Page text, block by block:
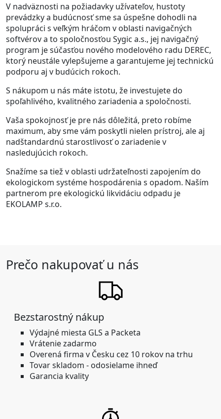
V nadväznosti na požiadavky užívateľov, hustoty
prevádzky a budúcnosť sme sa úspešne dohodli na
spolupráci s veľkým hráčom v oblasti navigačných
softvérov a to spoločnosťou Sygic a.s., jej navigačný
program je súčasťou nového modelového radu DEREC,
ktorý neustále vylepšujeme a garantujeme jej technickú
podporu aj v budúcich rokoch.
S nákupom u nás máte istotu, že investujete do
spoľahlivého, kvalitného zariadenia a spoločnosti.
Vaša spokojnosť je pre nás dôležitá, preto robíme
maximum, aby sme vám poskytli nielen prístroj, ale aj
nadštandardnú starostlivosť o zariadenie v
nasledujúcich rokoch.
Snažíme sa tiež v oblasti udržateľnosti zapojením do
ekologickom systéme hospodárenia s opadom. Naším
partnerom pre ekologickú likvidáciu odpadu je
EKOLAMP s.r.o.
Prečo nakupovať u nás
Bezstarostný nákup
Výdajné miesta GLS a Packeta
Vrátenie zadarmo
Overená firma v Česku cez 10 rokov na trhu
Tovar skladom - odosielame ihneď
Garancia kvality